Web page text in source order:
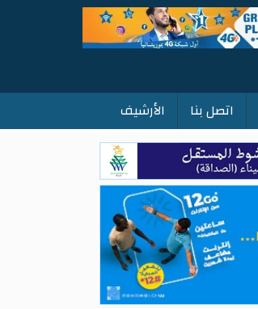
اتصل بنا الأرشيف